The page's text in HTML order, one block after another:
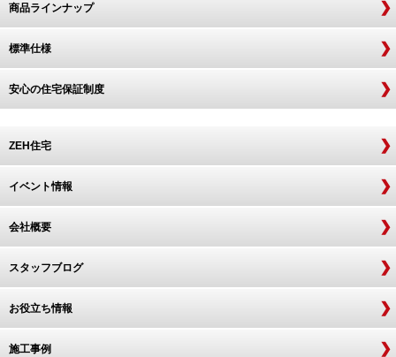
商品ラインナップ
標準仕様
安心の住宅保証制度
ZEH住宅
イベント情報
会社概要
スタッフブログ
お役立ち情報
施工事例